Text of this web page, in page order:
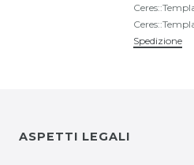
Spedizione
ASPETTI LEGALI